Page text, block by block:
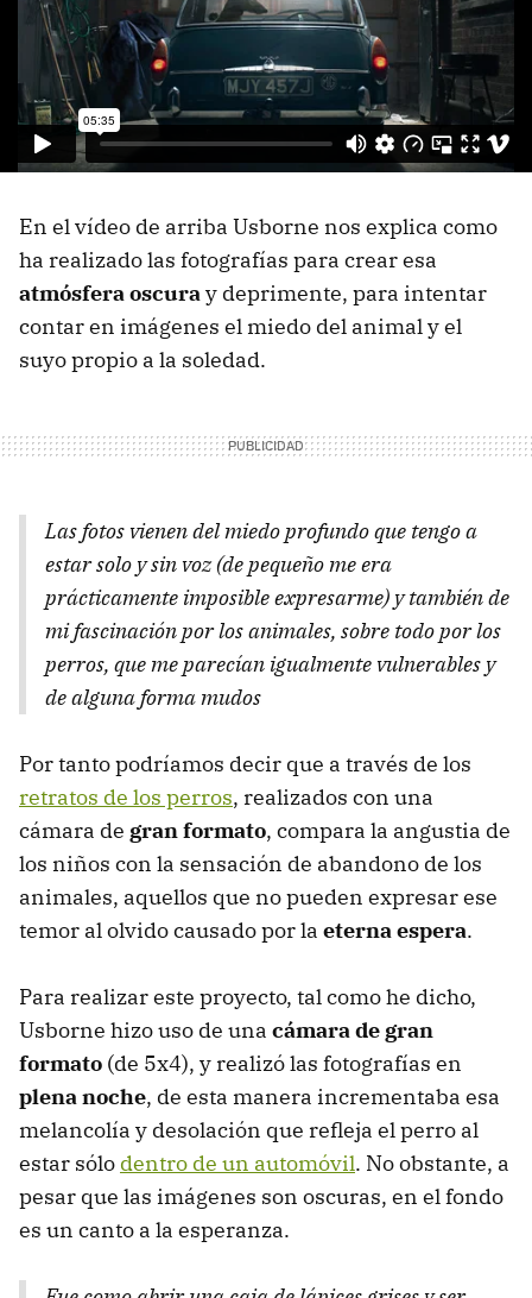
En el vídeo de arriba Usborne nos explica como
ha realizado las fotografías para crear esa
atmósfera oscuray deprimente, para intentar
contar en imágenes el miedo del animal y el
suyo propio a la soledad.
Las fotos vienen del miedo profundo que tengo a
estar solo y sin voz (de pequeño me era
prácticamente imposible expresarme) y también de
mi fascinación por los animales, sobre todo por los
perros, que me parecían igualmente vulnerables y
de alguna forma mudos
Por tanto podríamos decir que a través de los
retratos de los perros, realizados con una
cámara de gran formato, compara la angustia de
los niños con la sensación de abandono de los
animales, aquellos que no pueden expresar ese
temor al olvido causado por la eterna espera.
Para realizar este proyecto, tal como he dicho,
Usborne hizo uso de una cámara de gran
formato (de 5x4), y realizó las fotografías en
plena noche, de esta manera incrementaba esa
melancolía y desolación que refleja el perro al
estar sólo dentro de un automóvil. No obstante, a
pesar que las imágenes son oscuras, en el fondo
es un canto a la esperanza.